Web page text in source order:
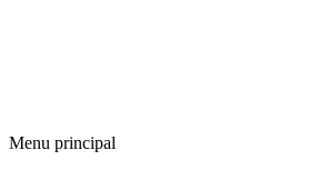
Menu principal